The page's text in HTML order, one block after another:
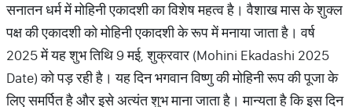
सनातन धर्म में मोहिनी एकादशी का विशेष महत्व है। वैशाख मास के शुक्ल
पक्ष की एकादशी को मोहिनी एकादशी के रूप में मनाया जाता है। वर्ष
2025 में यह शुभ तिथि 9 मई, शुक्रवार (Mohini Ekadashi 2025
Date) को पड़ रही है। यह दिन भगवान विष्णु की मोहिनी रूप की पूजा के
लिए समर्पित है और इसे अत्यंत शुभ माना जाता है। मान्यता है कि इस दिन